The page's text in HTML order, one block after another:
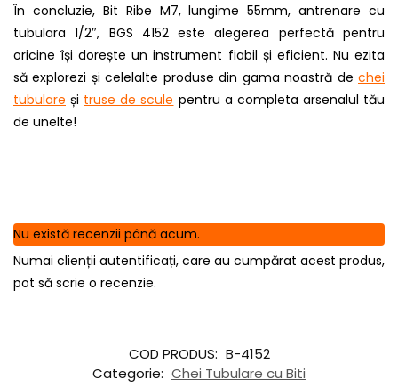
În concluzie, Bit Ribe M7, lungime 55mm, antrenare cu
tubulara 1/2″, BGS 4152 este alegerea perfectă pentru
oricine își dorește un instrument fiabil și eficient. Nu ezita
să explorezi și celelalte produse din gama noastră de chei
tubulare și truse de scule pentru a completa arsenalul tău
de unelte!
Nu există recenzii până acum.
Numai clienții autentificați, care au cumpărat acest produs,
pot să scrie o recenzie.
COD PRODUS: B-4152
Categorie: Chei Tubulare cu Biti